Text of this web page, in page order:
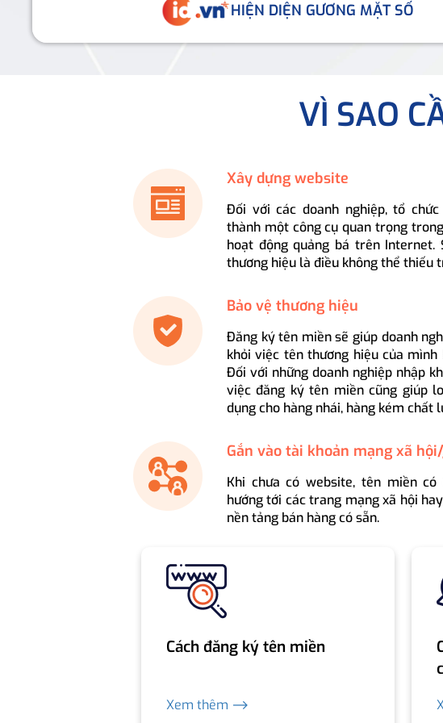
HIỆN DIỆN GƯƠNG MẶT SỐ
VÌ SAO
Xây dựng website
Đối với các doanh nghiệp, tổ
thành một công cụ quan trọng
hoạt động quảng bá trên
thương hiệu là điều không thể thiếu
Bảo vệ thương hiệu
Đăng ký tên miền sẽ giúp doanh
khỏi việc tên thương hiệu của
Đối với những doanh nghiệp nhập
việc đăng ký tên miền cũng giúp
dụng cho hàng nhái, hàng kém chất
Gắn vào tài khoản mạng xã
Khi chưa có website, tên miền
hướng tới các trang mạng xã hội
nền tảng bán hàng có sẵn.
Cách đăng ký tên miền
Xem thêm ⟶